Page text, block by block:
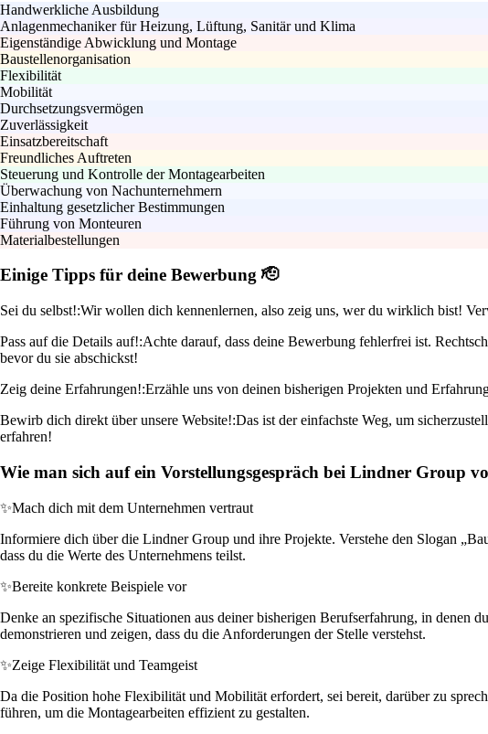
Handwerkliche Ausbildung
Anlagenmechaniker für Heizung, Lüftung, Sanitär und Klima
Eigenständige Abwicklung und Montage
Baustellenorganisation
Flexibilität
Mobilität
Durchsetzungsvermögen
Zuverlässigkeit
Einsatzbereitschaft
Freundliches Auftreten
Steuerung und Kontrolle der Montagearbeiten
Überwachung von Nachunternehmern
Einhaltung gesetzlicher Bestimmungen
Führung von Monteuren
Materialbestellungen
Einige Tipps für deine Bewerbung 🫡
Sei du selbst!:Wir wollen dich kennenlernen, also zeig uns, wer du wirklich bist!
Pass auf die Details auf!:Achte darauf, dass deine Bewerbung fehlerfrei ist.
bevor du sie abschickst!
Zeig deine Erfahrungen!:Erzähle uns von deinen bisherigen Projekten und
Bewirb dich direkt über unsere Website!:Das ist der einfachste Weg, um
erfahren!
Wie man sich auf ein Vorstellungsgespräch bei Lindner Group
✨Mach dich mit dem Unternehmen vertraut
Informiere dich über die Lindner Group und ihre Projekte. Verstehe den Slogan
dass du die Werte des Unternehmens teilst.
✨Bereite konkrete Beispiele vor
Denke an spezifische Situationen aus deiner bisherigen Berufserfahrung, in denen
demonstrieren und zeigen, dass du die Anforderungen der Stelle verstehst.
✨Zeige Flexibilität und Teamgeist
Da die Position hohe Flexibilität und Mobilität erfordert, sei bereit, darüber zu
führen, um die Montagearbeiten effizient zu gestalten.